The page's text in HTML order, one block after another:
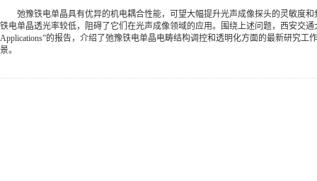
弛豫铁电单晶具有优异的机电耦合性能，可望大幅提升光声成像探头的灵敏度
铁电单晶透光率较低，阻碍了它们在光声成像领域的应用。围绕上述问题，西安交通大
Applications”的报告，介绍了弛豫铁电单晶电畴结构调控和透明化方面的最新研究
景。